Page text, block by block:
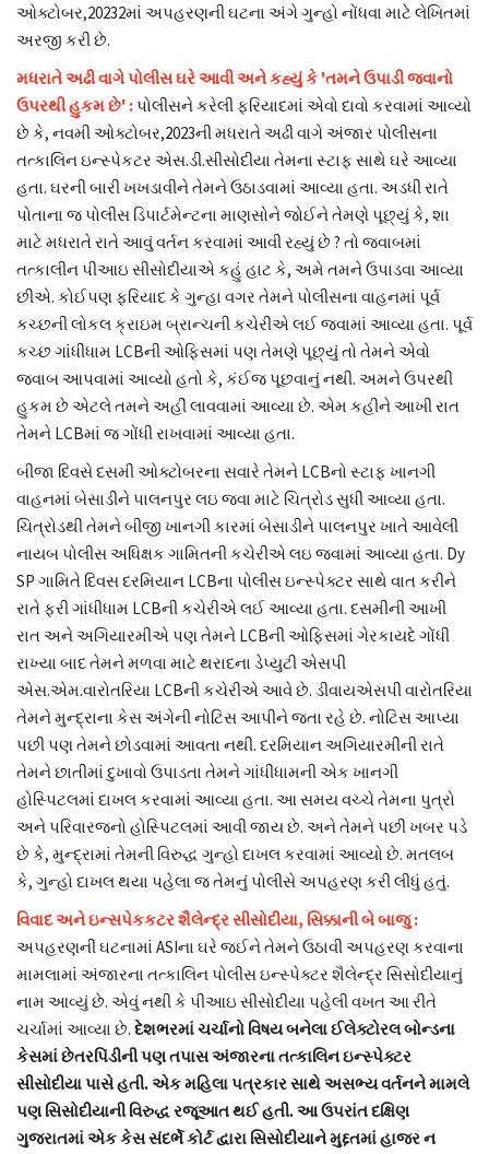
ઓક્ટોબર,20232માં અપહરણની ઘટના અંગે ગુન્હો નોંધવા માટે લેખિતમાં
અરજી કરી છે.
મધરાતે અઢી વાગે પોલીસ ઘરે આવી અને કહ્યું કે 'તમને ઉપાડી જવાનો
ઉપરથી હુકમ છે' :પોલીસને કરેલી ફરિયાદમાં એવો દાવો કરવામાં આવ્યો
છે કે, નવમી ઓક્ટોબર,2023ની મધરાતે અઢી વાગે અંજાર પોલીસના
તત્કાલિન ઇન્સ્પેકટર એસ.ડી.સીસોદીયા તેમના સ્ટાફ સાથે ઘરે આવ્યા
હતા. ઘરની બારી ખખડાવીને તેમને ઉઠાડવામાં આવ્યા હતા. અડધી રાતે
પોતાના જ પોલીસ ડિપાર્ટમેન્ટના માણસોને જોઈને તેમણે પૂછ્યું કે, શા
માટે મધરાતે રાતે આવું વર્તન કરવામાં આવી રહ્યું છે ? તો જવાબમાં
તત્કાલીન પીઆઇ સીસોદીયાએ કહું હાટ કે, અમે તમને ઉપાડવા આવ્યા
છીએ. કોઈપણ ફરિયાદ કે ગુન્હા વગર તેમને પોલીસના વાહનમાં પૂર્વ
કચ્છની લોકલ ક્રાઇમ બ્રાન્ચની કચેરીએ લઈ જવામાં આવ્યા હતા. પૂર્વ
કચ્છ ગાંધીધામ LCBની ઓફિસમાં પણ તેમણે પૂછ્યું તો તેમને એવો
જવાબ આપવામાં આવ્યો હતો કે, કંઈજ પૂછવાનું નથી. અમને ઉપરથી
હુકમ છે એટલે તમને અહીં લાવવામાં આવ્યા છે. એમ કહીને આખી રાત
તેમને LCBમાં જ ગોંધી રાખવામાં આવ્યા હતા.
બીજા દિવસે દસમી ઓક્ટોબરના સવારે તેમને LCBનો સ્ટાફ ખાનગી
વાહનમાં બેસાડીને પાલનપુર લઇ જવા માટે ચિત્રોડ સુધી આવ્યા હતા.
ચિત્રોડથી તેમને બીજી ખાનગી કારમાં બેસાડીને પાલનપુર ખાતે આવેલી
નાયબ પોલીસ અધિક્ષક ગામિતની કચેરીએ લઇ જવામાં આવ્યા હતા. Dy
SP ગામિતે દિવસ દરમિયાન LCBના પોલીસ ઇન્સ્પેક્ટર સાથે વાત કરીને
રાતે ફરી ગાંધીધામ LCBની કચેરીએ લઈ આવ્યા હતા. દસમીની આખી
રાત અને અગિયારમીએ પણ તેમને LCBની ઓફિસમાં ગેરકાયદે ગોંધી
રાખ્યા બાદ તેમને મળવા માટે થરાદના ડેપ્યુટી એસપી
એસ.એમ.વારોતરિયા LCBની કચેરીએ આવે છે. ડીવાયએસપી વારોતરિયા
તેમને મુન્દ્રાના કેસ અંગેની નોટિસ આપીને જતા રહે છે. નોટિસ આપ્યા
પછી પણ તેમને છોડવામાં આવતા નથી. દરમિયાન અગિયારમીની રાતે
તેમને છાતીમાં દુખાવો ઉપાડતા તેમને ગાંધીધામની એક ખાનગી
હોસ્પિટલમાં દાખલ કરવામાં આવ્યા હતા. આ સમય વચ્ચે તેમના પુત્રો
અને પરિવારજનો હોસ્પિટલમાં આવી જાય છે. અને તેમને પછી ખબર પડે
છે કે, મુન્દ્રામાં તેમની વિરુદ્ધ ગુન્હો દાખલ કરવામાં આવ્યો છે. મતલબ
કે, ગુન્હો દાખલ થયા પહેલા જ તેમનું પોલીસે અપહરણ કરી લીધું હતું.
વિવાદ અને ઇન્સપેકકટર શૈલેન્દ્ર સીસોદીયા, સિક્કાની બે બાજુ :
અપહરણની ઘટનામાં ASIના ઘરે જઈને તેમને ઉઠાવી અપહરણ કરવાના
મામલામાં અંજારના તત્કાલિન પોલીસ ઇન્સ્પેક્ટર શૈલેન્દ્ર સિસોદીયાનું
નામ આવ્યું છે. એવું નથી કે પીઆઇ સીસોદીયા પહેલી વખત આ રીતે
ચર્ચામાં આવ્યા છે. દેશભરમાં ચર્ચાનો વિષય બનેલા ઈલેક્ટોરલ બોન્ડના
કેસમાં છેતરપિંડીની પણ તપાસ અંજારના તત્કાલિન ઇન્સ્પેક્ટર
સીસોદીયા પાસે હતી. એક મહિલા પત્રકાર સાથે અસભ્ય વર્તનને મામલે
પણ સિસોદીયાની વિરુદ્ધ રજૂઆત થઈ હતી. આ ઉપરાંત દક્ષિણ
ગુજરાતમાં એક કેસ સંદર્ભે કોર્ટ દ્વારા સિસોદીયાને મુદ્દતમાં હાજર ન